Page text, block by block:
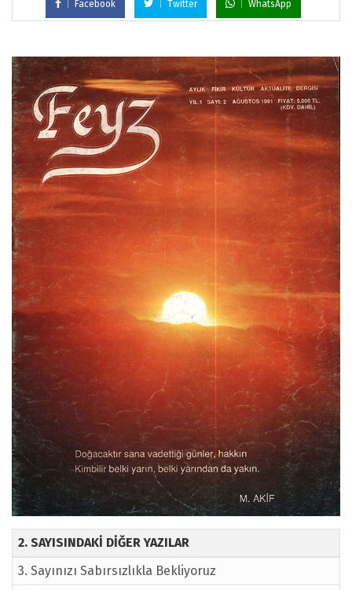
Facebook Twitter WhatsApp
2. SAYISINDAKİ DİĞER YAZILAR
3. Sayınızı Sabırsızlıkla Bekliyoruz